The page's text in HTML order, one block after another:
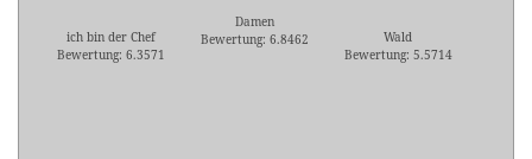
ich bin der Chef
Bewertung: 6.3571
Damen
Bewertung: 6.8462
Wald
Bewertung: 5.5714